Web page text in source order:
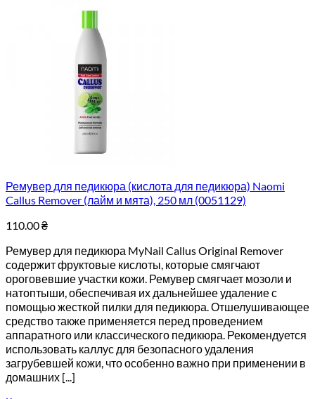
Ремувер для педикюра (кислота для педикюра) Naomi
Callus Remover (лайм и мята), 250 мл (0051129)
110.00₴
Ремувер для педикюра MyNail Callus Original Remover
содержит фруктовые кислоты, которые смягчают
ороговевшие участки кожи. Ремувер смягчает мозоли и
натоптыши, обеспечивая их дальнейшее удаление с
помощью жесткой пилки для педикюра. Отшелушивающее
средство также применяется перед проведением
аппаратного или классического педикюра. Рекомендуется
использовать каллус для безопасного удаления
загрубевшей кожи, что особенно важно при применении в
домашних [...]